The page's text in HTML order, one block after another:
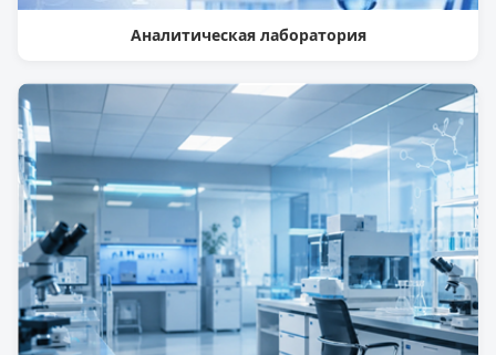
Аналитическая лаборатория